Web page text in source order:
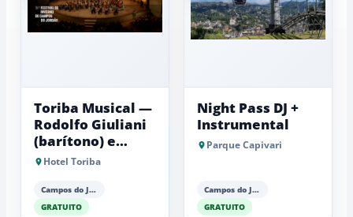
Toriba Musical —
Rodolfo Giuliani
(barítono) e
Antonio Luiz
Hotel Toriba
Campos do Jordão
GRATUITO
Night Pass DJ +
Instrumental
Parque Capivari
Campos do Jordão
GRATUITO